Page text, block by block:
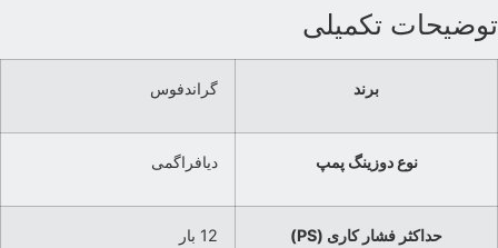
توضیحات تکمیلی
برند گراندفوس
نوع دوزینگ پمپ دیافراگمی
حداکثر فشار کاری (PS) 12 بار